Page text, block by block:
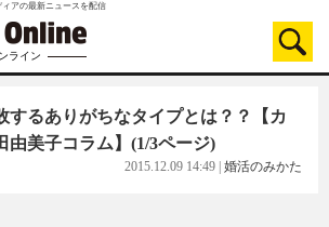
アの最新ニュースを配信
ライン
するありがちなタイプとは？？【カ
美子コラム】 (1/3ページ)
2015.12.09 14:49 婚活のみかた